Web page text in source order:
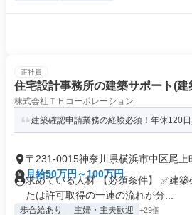
正社員
住宅設計事務所の建築サポート(
株式会社ＴＨコーポレーション
建築確認申請業務の経験必須！年休120
〒231-0015神奈川県横浜市中区尾上
月給50万円～100万円
求めている人材 【必須条件】 ✅建
たは許可取得の一連の流れが分...
歩合給あり 主婦・主夫歓迎 +29個